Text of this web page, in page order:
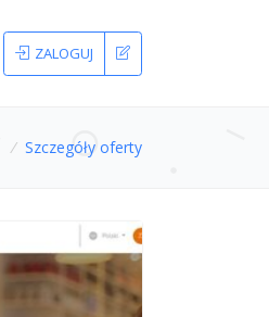
ZALOGUJ
/ Szczegóły oferty